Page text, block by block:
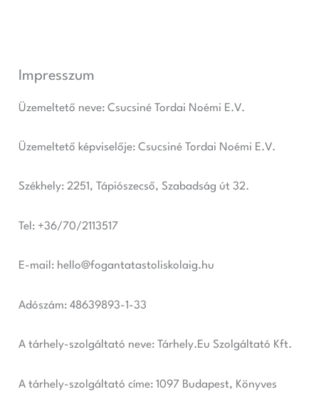
Impresszum
Üzemeltető neve: Csucsiné Tordai Noémi E.V.
Üzemeltető képviselője: Csucsiné Tordai Noémi E.V.
Székhely: 2251, Tápiószecső, Szabadság út 32.
Tel: +36/70/2113517
E-mail: hello@fogantatastoliskolaig.hu
Adószám: 48639893-1-33
A tárhely-szolgáltató neve: Tárhely.Eu Szolgáltató Kft.
A tárhely-szolgáltató címe: 1097 Budapest, Könyves